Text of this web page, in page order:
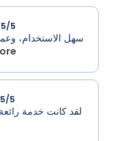
5/5
سهل الاستخدام،
5/5
لقد كانت خدمة